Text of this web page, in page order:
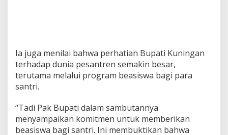
Ia juga menilai bahwa perhatian Bupati Kuningan
terhadap dunia pesantren semakin besar,
terutama melalui program beasiswa bagi para
santri.
“Tadi Pak Bupati dalam sambutannya
menyampaikan komitmen untuk memberikan
beasiswa bagi santri. Ini membuktikan bahwa